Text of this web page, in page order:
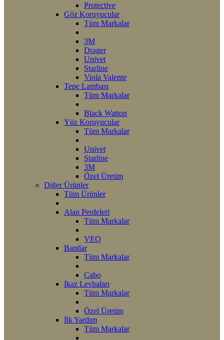
Protective
Göz Koruyucular
Tüm Markalar
3M
Drager
Univet
Starline
Viola Valente
Tepe Lambası
Tüm Markalar
Black Watton
Yüz Koruyucular
Tüm Markalar
Univet
Starline
3M
Özel Üretim
Diğer Ürünler
Tüm Ürünler
Alan Perdeleri
Tüm Markalar
VEO
Bantlar
Tüm Markalar
Cabo
İkaz Levhaları
Tüm Markalar
Özel Üretim
İlk Yardım
Tüm Markalar